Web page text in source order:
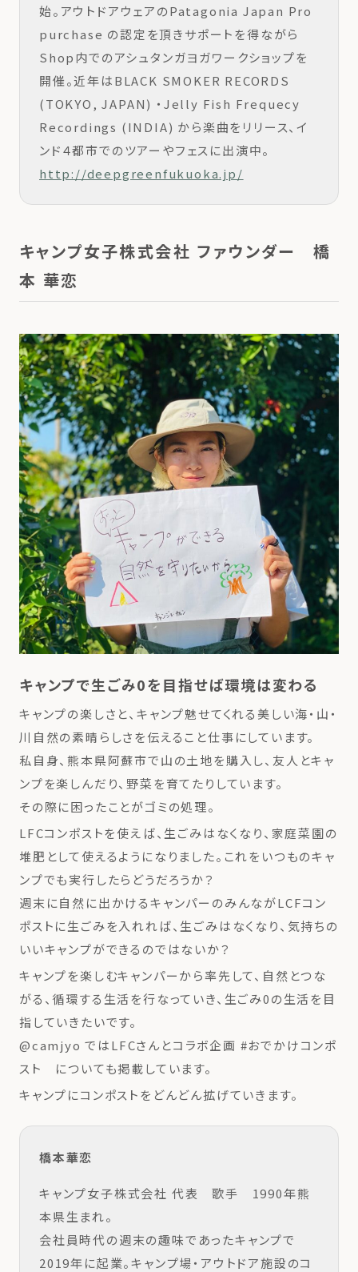
始。アウトドアウェアのPatagonia Japan Pro
purchase の認定を頂きサポートを得ながら
Shop内でのアシュタンガヨガワークショップを
開催。近年はBLACK SMOKER RECORDS
(TOKYO, JAPAN) ・Jelly Fish Frequecy
Recordings (INDIA) から楽曲をリリース、イ
ンド４都市でのツアーやフェスに出演中。
http://deepgreenfukuoka.jp/
キャンプ女子株式会社 ファウンダー 橋
本 華恋
キャンプで生ごみ0を目指せば環境は変わる
キャンプの楽しさと、キャンプ魅せてくれる美しい海・山・
川自然の素晴らしさを伝えること仕事にしています。
私自身、熊本県阿蘇市で山の土地を購入し、友人とキャ
ンプを楽しんだり、野菜を育てたりしています。
その際に困ったことがゴミの処理。
LFCコンポストを使えば、生ごみはなくなり、家庭菜園の
堆肥として使えるようになりました。これをいつものキャ
ンプでも実行したらどうだろうか？
週末に自然に出かけるキャンパーのみんながLCFコン
ポストに生ごみを入れれば、生ごみはなくなり、気持ちの
いいキャンプができるのではないか？
キャンプを楽しむキャンパーから率先して、自然とつな
がる、循環する生活を行なっていき、生ごみ0の生活を目
指していきたいです。
@camjyo ではLFCさんとコラボ企画 #おでかけコンポ
スト についても掲載しています。
キャンプにコンポストをどんどん拡げていきます。
橋本華恋
キャンプ女子株式会社 代表 歌手 1990年熊
本県生まれ。
会社員時代の週末の趣味であったキャンプで
2019年に起業。キャンプ場・アウトドア施設のコ